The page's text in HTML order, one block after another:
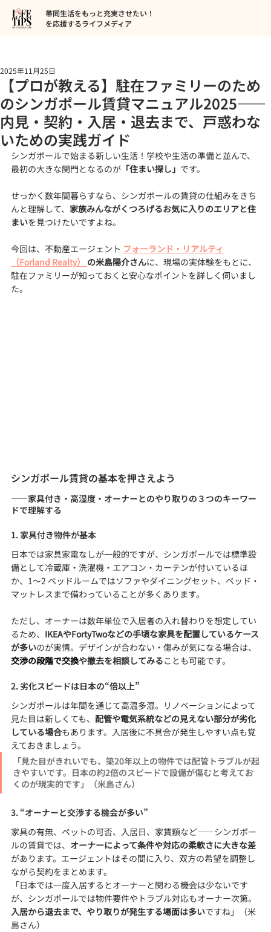
帯同生活をもっと充実させたい！
を応援するライフメディア
【プロが教える】駐在ファミリーのため
のシンガポール賃貸マニュアル2025——
内見・契約・入居・退去まで、戸惑わな
いための実践ガイド
2025年11月25日
シンガポールで始まる新しい生活！学校や生活の準備と並んで、
最初の大きな関門となるのが 「住まい探し」 です。
せっかく数年間暮らすなら、シンガポールの賃貸の仕組みをきち
んと理解して、 家族みんながくつろげるお気に入りのエリアと住
まいを見つけたいですよね。
今回は、不動産エージェント フォーランド・リアルティ
（Forland Realty）
の米島陽介さんに、現場の実体験をもとに、
駐在ファミリーが知っておくと安心なポイントを詳しく伺いまし
た。
シンガポール賃貸の基本を押さえよう
——家具付き・高湿度・オーナーとのやり取りの３つのキーワー
ドで理解する
1. 家具付き物件が基本
日本では家具家電なしが一般的ですが、シンガポールでは標準設
備として冷蔵庫・洗濯機・エアコン・カーテンが付いているほ
か、1〜2 ベッドルームではソファやダイニングセット、ベッド・
マットレスまで備わっていることが多くあります。
ただし、オーナーは数年単位で入居者の入れ替わりを想定してい
るため、 IKEAやFortyTwoなどの手頃な家具を配置しているケース
が多いのが実情。デザインが合わない・傷みが気になる場合は、
交渉の段階で交換や撤去を相談してみることも可能です。
2. 劣化スピードは日本の“倍以上”
シンガポールは年間を通じて高温多湿。リノベーションによって
見た目は新しくても、 配管や電気系統などの見えない部分が劣化
している場合もあります。入居後に不具合が発生しやすい点も覚
えておきましょう。
「見た目がきれいでも、築20年以上の物件では配管トラブルが起
きやすいです。日本の約2倍のスピードで設備が傷むと考えてお
くのが現実的です」（米島さん）
3. “オーナーと交渉する機会が多い”
家具の有無、ペットの可否、入居日、家賃額など——シンガポー
ルの賃貸では、 オーナーによって条件や対応の柔軟さに大きな差
があります。エージェントはその間に入り、双方の希望を調整し
ながら契約をまとめます。
「日本では一度入居するとオーナーと関わる機会は少ないです
が、シンガポールでは物件要件やトラブル対応もオーナー次第。
入居から退去まで、やり取りが発生する場面は多いですね」（米
島さん）